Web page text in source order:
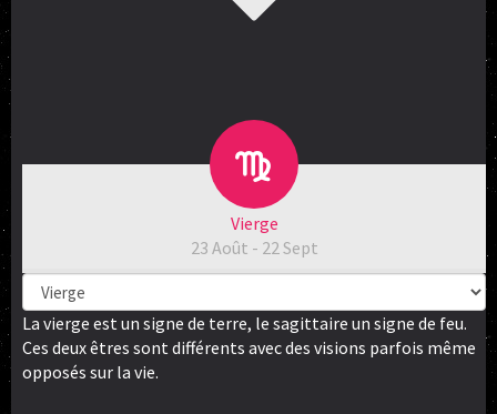
Vierge
23 Août - 22 Sept
La vierge est un signe de terre, le sagittaire un signe de feu.
Ces deux êtres sont différents avec des visions parfois même
opposés sur la vie.